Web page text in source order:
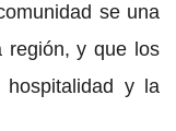
se una
región, y que los
hospitalidad y la